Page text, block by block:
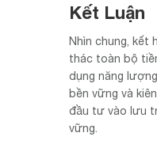
Kết Luận
Nhìn chung, kết
thác toàn bộ
dụng năng
bền vững và
đầu tư vào lưu
vững.